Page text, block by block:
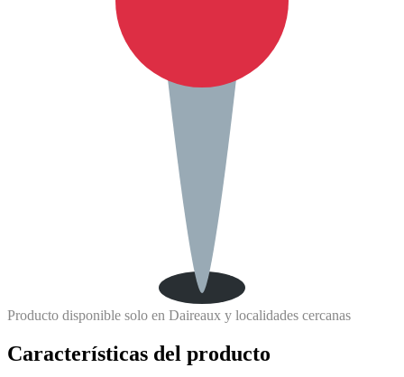
Producto disponible solo en Daireaux y localidades cercanas
Características del producto